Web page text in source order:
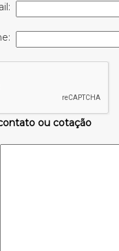
ou cotação